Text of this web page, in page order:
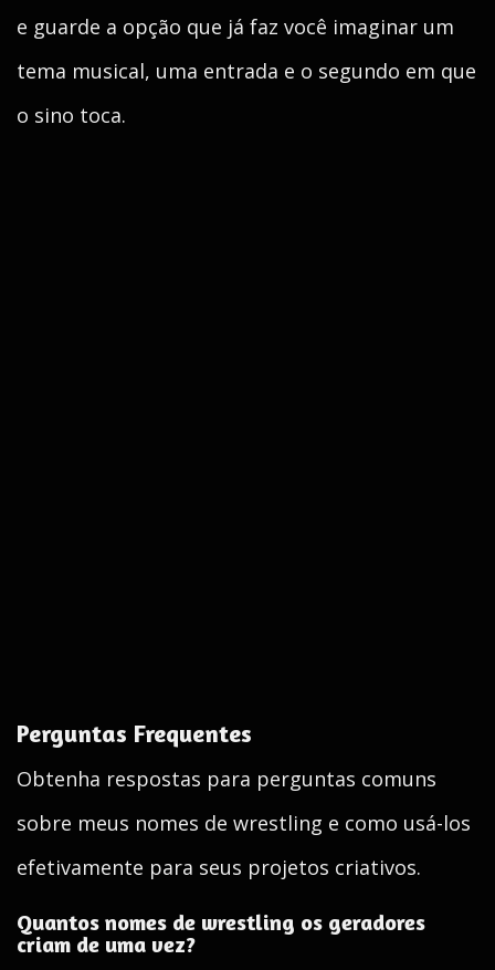
e guarde a opção que já faz você imaginar um
tema musical, uma entrada e o segundo em que
o sino toca.
Perguntas Frequentes
Obtenha respostas para perguntas comuns
sobre meus nomes de wrestling e como usá-los
efetivamente para seus projetos criativos.
Quantos nomes de wrestling os geradores
criam de uma vez?